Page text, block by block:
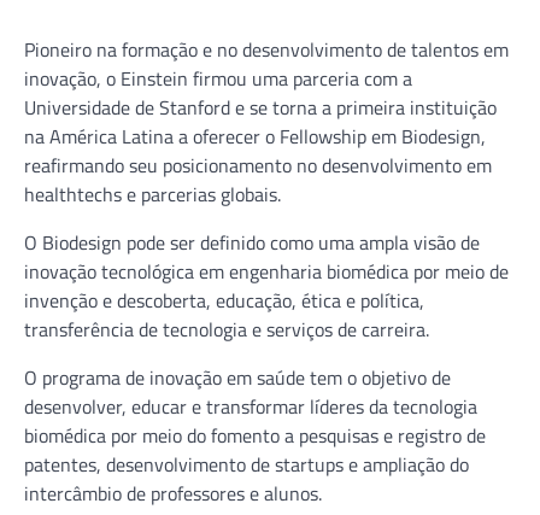
Pioneiro na formação e no desenvolvimento de talentos em
inovação, o Einstein firmou uma parceria com a
Universidade de Stanford e se torna a primeira instituição
na América Latina a oferecer o Fellowship em Biodesign,
reafirmando seu posicionamento no desenvolvimento em
healthtechs e parcerias globais.
O Biodesign pode ser definido como uma ampla visão de
inovação tecnológica em engenharia biomédica por meio de
invenção e descoberta, educação, ética e política,
transferência de tecnologia e serviços de carreira.
O programa de inovação em saúde tem o objetivo de
desenvolver, educar e transformar líderes da tecnologia
biomédica por meio do fomento a pesquisas e registro de
patentes, desenvolvimento de startups e ampliação do
intercâmbio de professores e alunos.